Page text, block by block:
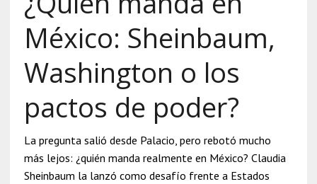
México: Sheinbaum,
Washington o los
pactos de poder?
La pregunta salió desde Palacio, pero rebotó mucho
más lejos: ¿quién manda realmente en México? Claudia
Sheinbaum la lanzó como desafío frente a Estados